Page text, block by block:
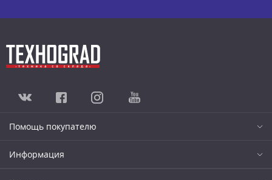
Помощь покупателю
Информация